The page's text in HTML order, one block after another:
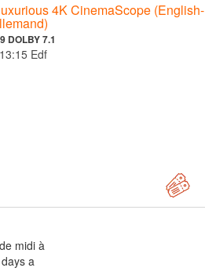
4K CinemaScope (English-
DOLBY 7.1
Edf
midi à
a